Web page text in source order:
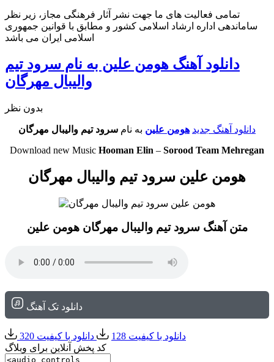
تمامی فعالیت های ما جهت نشر آثار فرهنگی مجاز، زیر نظر
ساماندهی اداره ارشاد اسلامی کشور و مطابق با قوانین جمهوری
اسلامی ایران می باشد
دانلود آهنگ هومن علین به نام سرود تیم
والیبال مهرگان
بدون نظر
دانلود آهنگ جدید هومن علین به نام سرود تیم والیبال مهرگان
Download new Music Hooman Elin – Sorood Team Mehregan
هومن علین سرود تیم والیبال مهرگان
متن آهنگ سرود تیم والیبال مهرگان هومن علین
دانلود تک آهنگ
دانلود با کیفیت 128
دانلود با کیفیت 320
کد پخش آنلاین برای وبلاگ